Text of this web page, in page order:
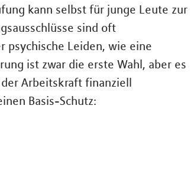
kann selbst für junge Leute zur
sind oft
psychische Leiden, wie eine
ist zwar die erste Wahl, aber es
Arbeitskraft finanziell
Basis-Schutz: